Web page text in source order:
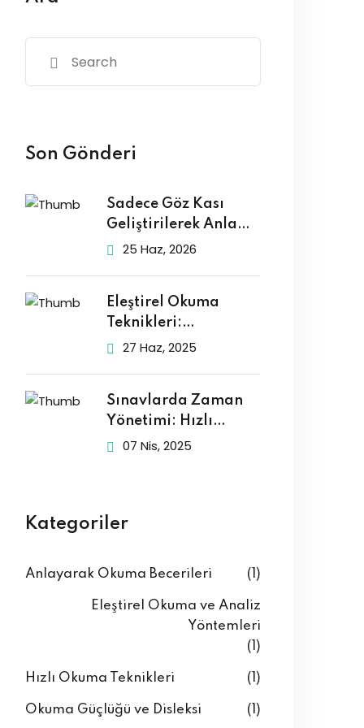
Son Gönderi
Sadece Göz Kası
Geliştirilerek Anlama
Sağlanır mı?
25 Haz, 2026
Eleştirel Okuma
Teknikleri:
Yorumlama
27 Haz, 2025
Sınavlarda Zaman
Yönetimi: Hızlı
Okuma ile Başarıya
07 Nis, 2025
Kategoriler
Anlayarak Okuma Becerileri (1)
Eleştirel Okuma ve Analiz
Yöntemleri
(1)
Hızlı Okuma Teknikleri (1)
Okuma Güçlüğü ve Disleksi (1)